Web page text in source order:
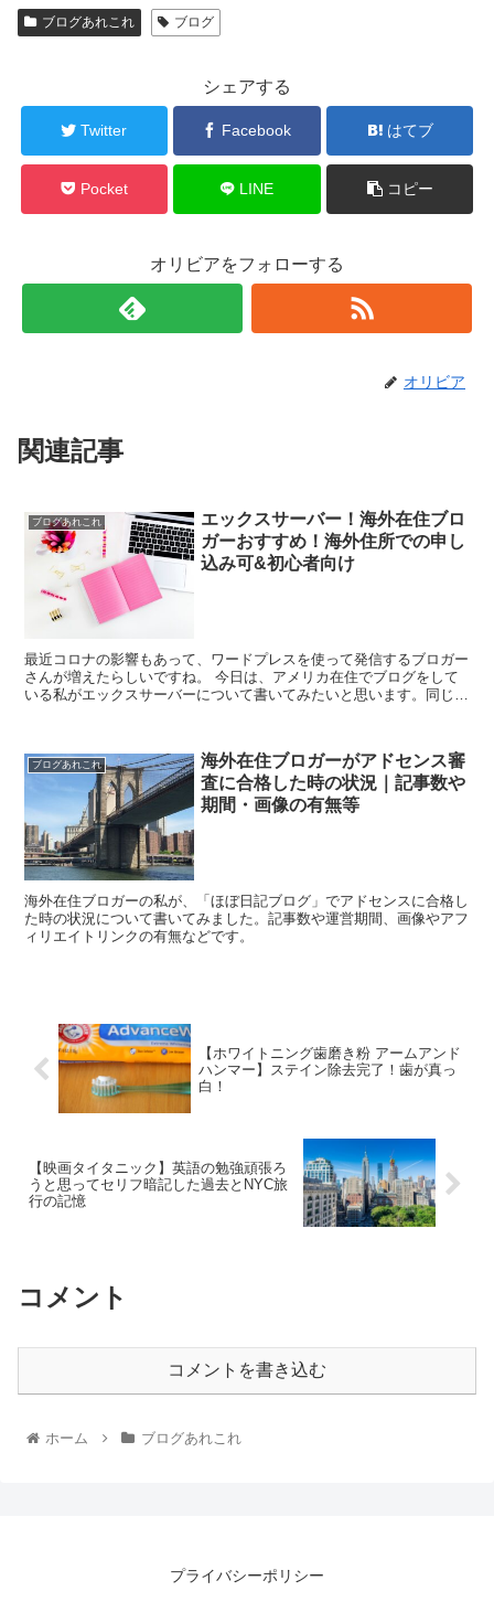
ブログあれこれ ブログ
シェアする
Twitter Facebook はてブ
Pocket LINE コピー
オリビアをフォローする
オリビア
関連記事
ブログあれこれ
エックスサーバー！海外在住ブロ
ガーおすすめ！海外住所での申し
込み可&初心者向け
最近コロナの影響もあって、ワードプレスを使って発信するブロガー
さんが増えたらしいですね。 今日は、アメリカ在住でブログをして
いる私がエックスサーバーについて書いてみたいと思います。同じく
ブログあれこれ
海外在住ブロガーがアドセンス審
査に合格した時の状況｜記事数や
期間・画像の有無等
海外在住ブロガーの私が、「ほぼ日記ブログ」でアドセンスに合格し
た時の状況について書いてみました。記事数や運営期間、画像やアフ
ィリエイトリンクの有無などです。
【ホワイトニング歯磨き粉 アームアンド
ハンマー】ステイン除去完了！歯が真っ
白！
【映画タイタニック】英語の勉強頑張ろ
うと思ってセリフ暗記した過去とNYC旅
行の記憶
コメント
コメントを書き込む
ホーム ブログあれこれ
プライバシーポリシー